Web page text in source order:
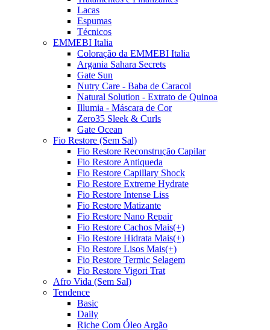
Lacas
Espumas
Técnicos
EMMEBI Italia
Coloração da EMMEBI Italia
Argania Sahara Secrets
Gate Sun
Nutry Care - Baba de Caracol
Natural Solution - Extrato de Quinoa
Illumia - Máscara de Cor
Zero35 Sleek & Curls
Gate Ocean
Fio Restore (Sem Sal)
Fio Restore Reconstrução Capilar
Fio Restore Antiqueda
Fio Restore Capillary Shock
Fio Restore Extreme Hydrate
Fio Restore Intense Liss
Fio Restore Matizante
Fio Restore Nano Repair
Fio Restore Cachos Mais(+)
Fio Restore Hidrata Mais(+)
Fio Restore Lisos Mais(+)
Fio Restore Termic Selagem
Fio Restore Vigori Trat
Afro Vida (Sem Sal)
Tendence
Basic
Daily
Riche Com Óleo Argão